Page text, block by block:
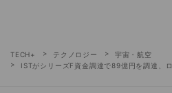
TECH+ テクノロジー
宇宙・航空
ISTがシリーズF資金調達で89億円を調達、